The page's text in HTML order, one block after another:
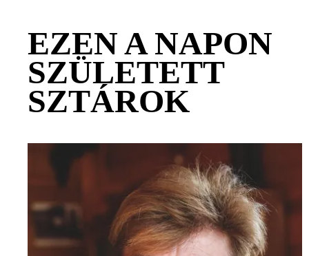
EZEN A NAPON
SZÜLETETT
SZTÁROK